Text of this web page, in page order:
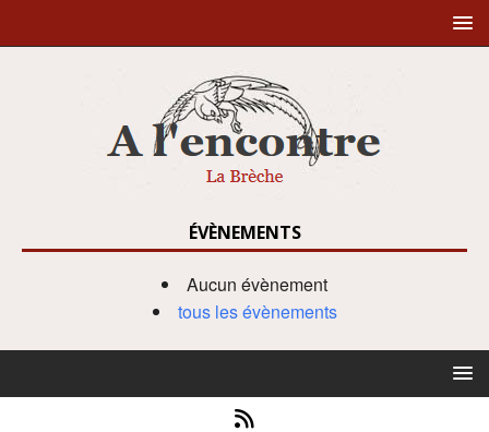
ÉVÈNEMENTS
Aucun évènement
tous les évènements